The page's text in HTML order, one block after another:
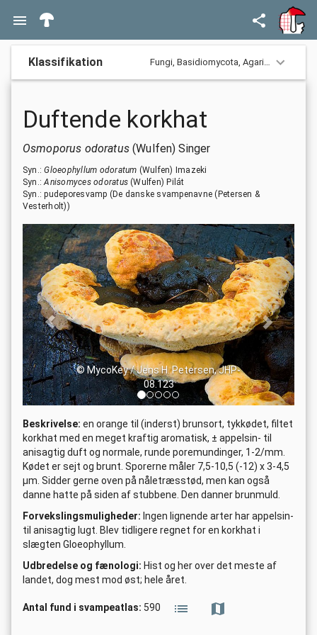
Klassifikation Fungi, Basidiomycota, Agaricomycotina,
Duftende korkhat
Osmoporus odoratus(Wulfen) Singer
Syn.:Gloeophyllum odoratum (Wulfen) Imazeki
Syn.:Anisomyces odoratus (Wulfen) Pilát
Syn.: pudeporesvamp (De danske svampenavne (Petersen &
Vesterholt))
© MycoKey / Jens H. Petersen, JHP-
08.123
Beskrivelse: en orange til (inderst) brunsort, tykkødet, filtet
korkhat med en meget kraftig aromatisk, ± appelsin- til
anisagtig duft og normale, runde poremundinger, 1-2/mm.
Kødet er sejt og brunt. Sporerne måler 7,5-10,5 (-12) x 3-4,5
µm. Sidder gerne oven på nåletræsstød, men kan også
danne hatte på siden af stubbene. Den danner brunmuld.
Forvekslingsmuligheder: Ingen lignende arter har appelsin-
til anisagtig lugt. Blev tidligere regnet for en korkhat i
slægten Gloeophyllum.
Udbredelse og fænologi: Hist og her over det meste af
landet, dog mest mod øst; hele året.
Antal fund i svampeatlas: 590